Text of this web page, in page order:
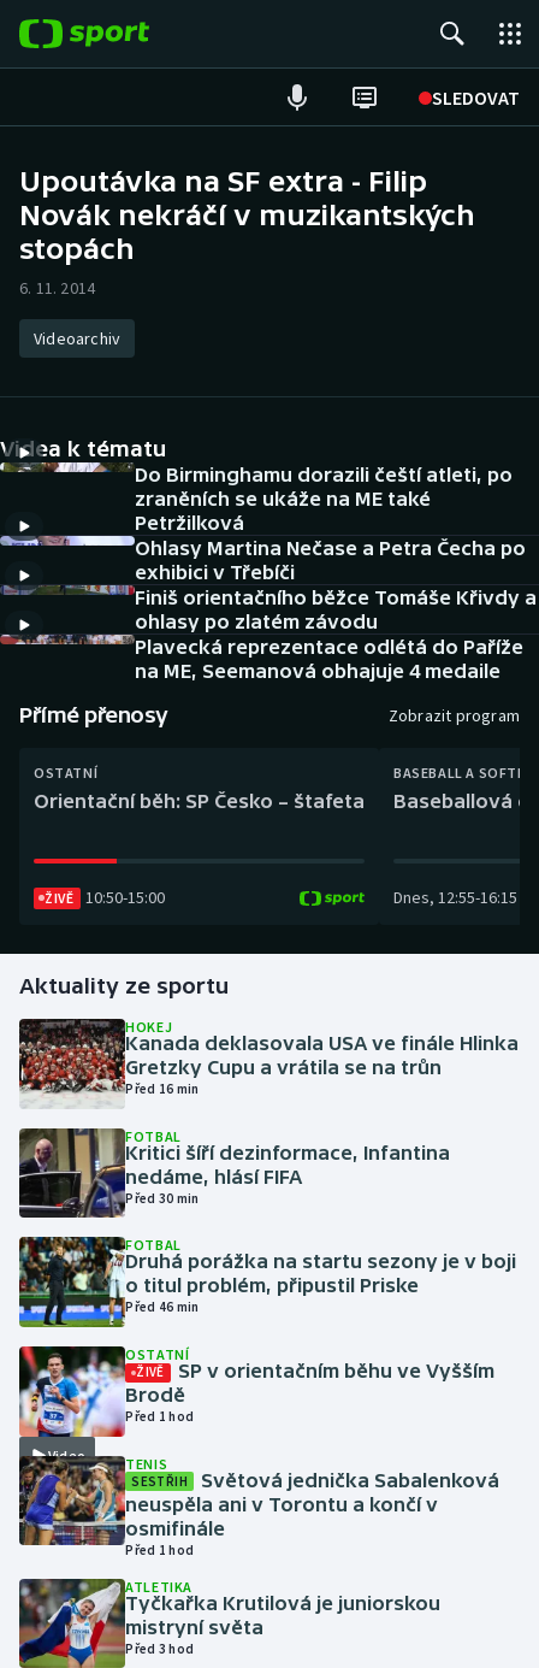
SLEDOVAT
Hokej
Tenis
Atletika
DALŠÍ SPORTY
Americký fotbal
Baseball a softbal
Boby a skeleton
Box
Dostihy
Florbal
Futsal
Golf
Gymnastika
Házená
Jezdectví
Judo
Krasobruslení
Lezení
Lyže a snowboard
Moderní pětiboj
Motorsport
Olympijské hry
NEPŘEHLÉDNĚTE
Historické návraty
Aplikace ČT sport
AZ kvíz
Upoutávka na SF extra - Filip
Novák nekráčí v muzikantských
stopách
6. 11. 2014
Videoarchiv
Videa k tématu
Do Birminghamu dorazili čeští atleti, po
zraněních se ukáže na ME také
Petržilková
Ohlasy Martina Nečase a Petra Čecha po
exhibici v Třebíči
Finiš orientačního běžce Tomáše Křivdy a
ohlasy po zlatém závodu
Plavecká reprezentace odlétá do Paříže
na ME, Seemanová obhajuje 4 medaile
Přímé přenosy Zobrazit program
OSTATNÍ
Orientační běh: SP Česko – štafeta
ŽIVĚ 10:50-15:00
BASEBALL A
Baseballová
Dnes, 12:55-16:15
Aktuality ze sportu
HOKEJ
Kanada deklasovala USA ve finále Hlinka
Gretzky Cupu a vrátila se na trůn
Před 16 min
FOTBAL
Kritici šíří dezinformace, Infantina
nedáme, hlásí FIFA
Před 30 min
FOTBAL
Druhá porážka na startu sezony je v boji
o titul problém, připustil Priske
Před 46 min
Video
OSTATNÍ
ŽIVĚ
SP v orientačním běhu ve Vyšším
Brodě
Před 1 hod
TENIS
SESTŘIH
Světová jednička Sabalenková
neuspěla ani v Torontu a končí v
osmifinále
Před 1 hod
ATLETIKA
Tyčkařka Krutilová je juniorskou
mistryní světa
Před 3 hod